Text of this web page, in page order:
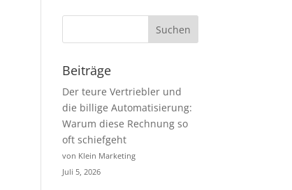
Beiträge
Der teure Vertriebler und
die billige Automatisierung:
Warum diese Rechnung so
oft schiefgeht
von Klein Marketing
Juli 5, 2026